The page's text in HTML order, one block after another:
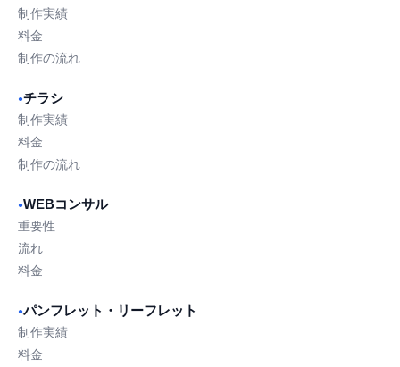
制作実績
料金
制作の流れ
●チラシ
制作実績
料金
制作の流れ
●WEBコンサル
重要性
流れ
料金
●パンフレット・リーフレット
制作実績
料金